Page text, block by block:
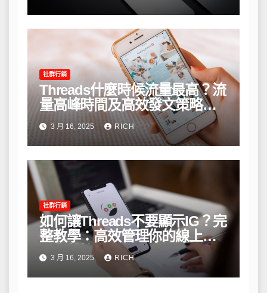
社群行銷
Threads什麼時候流量最高？流
量高峰時間及高效發文策略攻
略3 月 16, 2025 RICH
社群行銷
如何讓Threads不要顯示IG？完
整教學：高效管理你的線上隱
私與數據安全
3 月 16, 2025 RICH